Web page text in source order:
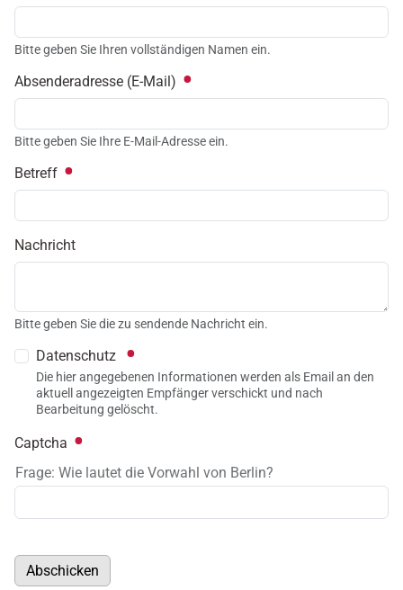
Bitte geben Sie Ihren vollständigen Namen ein.
Absenderadresse (E-Mail)
Bitte geben Sie Ihre E-Mail-Adresse ein.
Betreff
Nachricht
Bitte geben Sie die zu sendende Nachricht ein.
Datenschutz
Die hier angegebenen Informationen werden als Email an den
aktuell angezeigten Empfänger verschickt und nach
Bearbeitung gelöscht.
Captcha
Frage: Wie lautet die Vorwahl von Berlin?
Abschicken